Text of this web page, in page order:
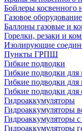
Бойлеры косвенного
Газовое оборудование
Баллоны газовые и
Горелки, резаки и
Изолирующие
Пункты ГРПШ
Гибкие подводки
Гибкие подводки для
Гибкие подводки для
Гибкие подводки для
Гидроаккумуляторы
Гидроаккумуляторы
Гидроаккумуляторы
Гидроаккумуляторы